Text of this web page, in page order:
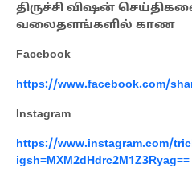
திருச்சி விஷன்
வலைதளங்களில் காண
Facebook
https://www.facebook.com/
Instagram
https://www.instagram.com/
igsh=MXM2dHdrc2M1Z3Ryag==